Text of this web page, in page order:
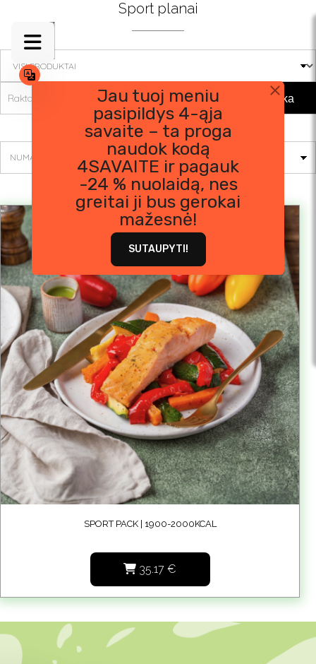
content
Jau tuoj meniu
pasipildys 4-ąja
savaite – ta proga
naudok kodą
4SAVAITE ir pagauk
-24 % nuolaidą, nes
greitai ji bus gerokai
mažesnė!
SUTAUPYTI!
Sport planai
Paieška
Rezultatų: 1
SPORT PACK | 1900-2000KCAL
35.17 €